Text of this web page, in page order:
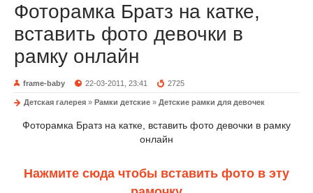
Фоторамка Братз на катке,
вставить фото девочки в
рамку онлайн
frame-baby 22-03-2011, 23:41 2725
Детская галерея » Рамки детские » Детские рамки для девочек
Фоторамка Братз на катке, вставить фото девочки в рамку
онлайн
Нажмите сюда чтобы вставить фото в эту